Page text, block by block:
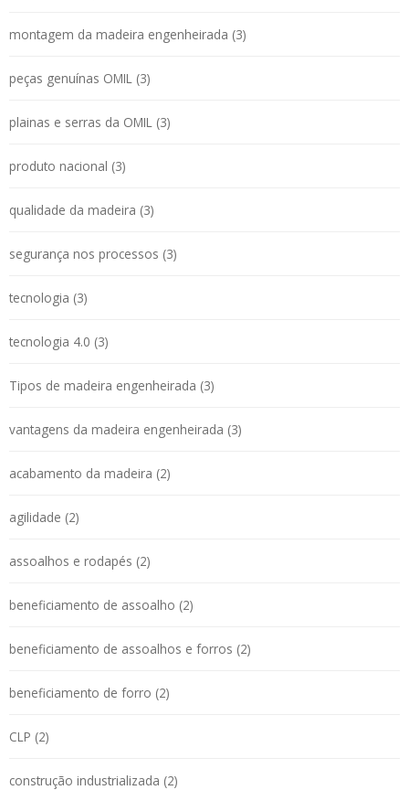
montagem da madeira engenheirada (3)
peças genuínas OMIL (3)
plainas e serras da OMIL (3)
produto nacional (3)
qualidade da madeira (3)
segurança nos processos (3)
tecnologia (3)
tecnologia 4.0 (3)
Tipos de madeira engenheirada (3)
vantagens da madeira engenheirada (3)
acabamento da madeira (2)
agilidade (2)
assoalhos e rodapés (2)
beneficiamento de assoalho (2)
beneficiamento de assoalhos e forros (2)
beneficiamento de forro (2)
CLP (2)
construção industrializada (2)